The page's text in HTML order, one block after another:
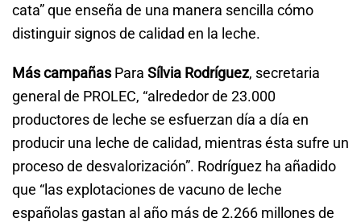
cata” que enseña de una manera sencilla cómo
distinguir signos de calidad en la leche.
Más campañasPara Sílvia Rodríguez, secretaria
general de PROLEC, “alrededor de 23.000
productores de leche se esfuerzan día a día en
producir una leche de calidad, mientras ésta sufre un
proceso de desvalorización”. Rodríguez ha añadido
que “las explotaciones de vacuno de leche
españolas gastan al año más de 2.266 millones de